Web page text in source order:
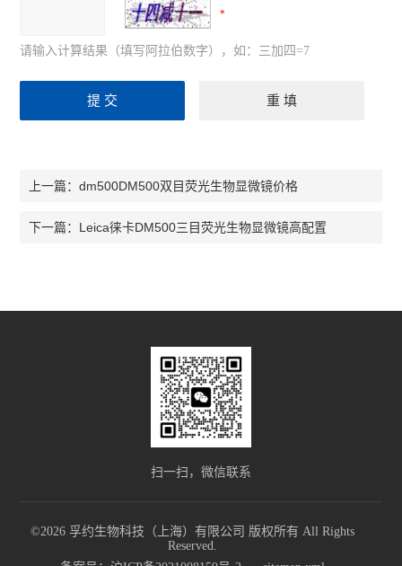
请输入计算结果（填写阿拉伯数字），如：三加四=7
上一篇：dm500DM500双目荧光生物显微镜价格
下一篇： Leica徕卡DM500三目荧光生物显微镜高配置
扫一扫，微信联系
©2026 孚约生物科技（上海）有限公司 版权所有 All Rights
Reserved.